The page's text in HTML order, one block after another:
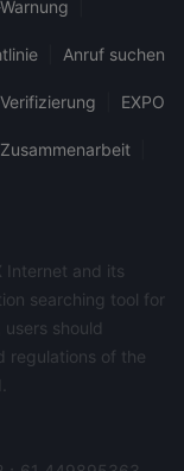
Anruf suchen
EXPO
Zusammenarbeit
Internet and its
searching tool for
should
regulations of the